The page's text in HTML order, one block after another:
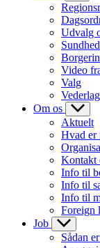
Udvalg
Video
Valg
Om os
Aktuelt
Hvad er
Kontakt
Info til
Info til
Info til
Foreign
Job
Sådan